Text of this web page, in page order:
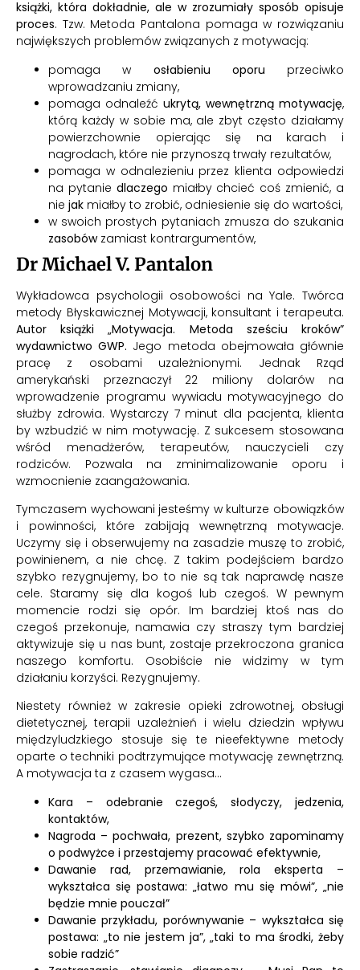
książki, która dokładnie, ale w zrozumiały sposób opisuje
proces. Tzw. Metoda Pantalona pomaga w rozwiązaniu
największych problemów związanych z motywacją:
pomaga w osłabieniu oporu przeciwko
wprowadzaniu zmiany,
pomaga odnaleźć ukrytą, wewnętrzną motywację,
którą każdy w sobie ma, ale zbyt często działamy
powierzchownie opierając się na karach i
nagrodach, które nie przynoszą trwały rezultatów,
pomaga w odnalezieniu przez klienta odpowiedzi
na pytanie dlaczego miałby chcieć coś zmienić, a
nie jak miałby to zrobić, odniesienie się do wartości,
w swoich prostych pytaniach zmusza do szukania
zasobówzamiast kontrargumentów,
Dr Michael V. Pantalon
Wykładowca psychologii osobowości na Yale. Twórca
metody Błyskawicznej Motywacji, konsultant i terapeuta.
Autor książki „Motywacja. Metoda sześciu kroków”
wydawnictwo GWP. Jego metoda obejmowała głównie
pracę z osobami uzależnionymi. Jednak Rząd
amerykański przeznaczył 22 miliony dolarów na
wprowadzenie programu wywiadu motywacyjnego do
służby zdrowia. Wystarczy 7 minut dla pacjenta, klienta
by wzbudzić w nim motywację. Z sukcesem stosowana
wśród menadżerów, terapeutów, nauczycieli czy
rodziców. Pozwala na zminimalizowanie oporu i
wzmocnienie zaangażowania.
Tymczasem wychowani jesteśmy w kulturze obowiązków
i powinności, które zabijają wewnętrzną motywacje.
Uczymy się i obserwujemy na zasadzie muszę to zrobić,
powinienem, a nie chcę. Z takim podejściem bardzo
szybko rezygnujemy, bo to nie są tak naprawdę nasze
cele. Staramy się dla kogoś lub czegoś. W pewnym
momencie rodzi się opór. Im bardziej ktoś nas do
czegoś przekonuje, namawia czy straszy tym bardziej
aktywizuje się u nas bunt, zostaje przekroczona granica
naszego komfortu. Osobiście nie widzimy w tym
działaniu korzyści. Rezygnujemy.
Niestety również w zakresie opieki zdrowotnej, obsługi
dietetycznej, terapii uzależnień i wielu dziedzin wpływu
międzyludzkiego stosuje się te nieefektywne metody
oparte o techniki podtrzymujące motywację zewnętrzną.
A motywacja ta z czasem wygasa…
Kara – odebranie czegoś, słodyczy, jedzenia,
kontaktów,
Nagroda – pochwała, prezent, szybko zapominamy
o podwyżce i przestajemy pracować efektywnie,
Dawanie rad, przemawianie, rola eksperta –
wykształca się postawa: „łatwo mu się mówi”, „nie
będzie mnie pouczał”
Dawanie przykładu, porównywanie – wykształca się
postawa: „to nie jestem ja”, „taki to ma środki, żeby
sobie radzić”